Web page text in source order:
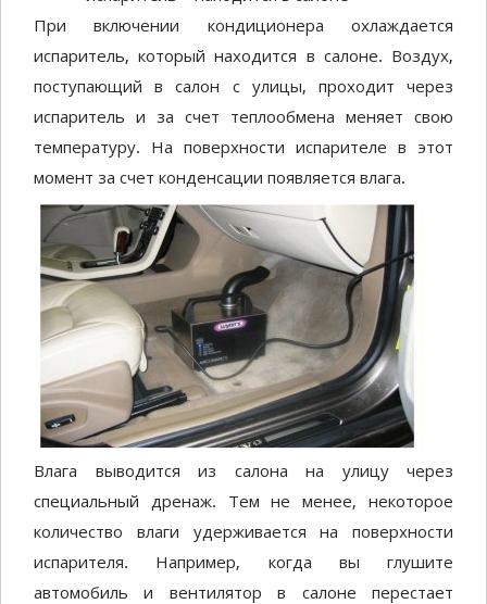
При включении кондиционера охлаждается
испаритель, который находится в салоне. Воздух,
поступающий в салон с улицы, проходит через
испаритель и за счет теплообмена меняет свою
температуру. На поверхности испарителе в этот
момент за счет конденсации появляется влага.
Влага выводится из салона на улицу через
специальный дренаж. Тем не менее, некоторое
количество влаги удерживается на поверхности
испарителя. Например, когда вы глушите
автомобиль и вентилятор в салоне перестает